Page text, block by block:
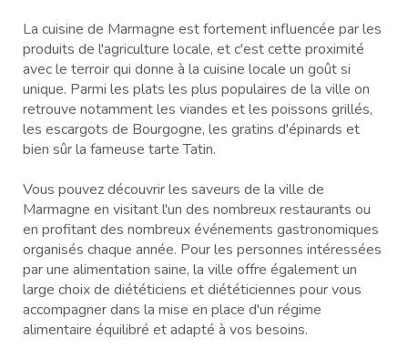
La cuisine de Marmagne est fortement influencée par les
produits de l'agriculture locale, et c'est cette proximité
avec le terroir qui donne à la cuisine locale un goût si
unique. Parmi les plats les plus populaires de la ville on
retrouve notamment les viandes et les poissons grillés,
les escargots de Bourgogne, les gratins d'épinards et
bien sûr la fameuse tarte Tatin.
Vous pouvez découvrir les saveurs de la ville de
Marmagne en visitant l'un des nombreux restaurants ou
en profitant des nombreux événements gastronomiques
organisés chaque année. Pour les personnes intéressées
par une alimentation saine, la ville offre également un
large choix de diététiciens et diététiciennes pour vous
accompagner dans la mise en place d'un régime
alimentaire équilibré et adapté à vos besoins.